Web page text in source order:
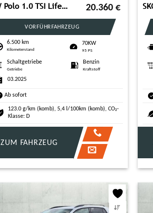
VW Polo 1.0 TSI Life *ALLSEASON*NAVI*IQ.DRIVE*AIR C 20.360 €
VORFÜHRFAHRZEUG
6.500 km
Kilometerstand
70KW
95 PS
Schaltgetriebe
Getriebe
Benzin
Kraftstoff
03.2025
Ab sofort
123.0 g/km (komb), 5,4 l/100km (komb), CO₂-
Klasse: D
ZUM FAHRZEUG